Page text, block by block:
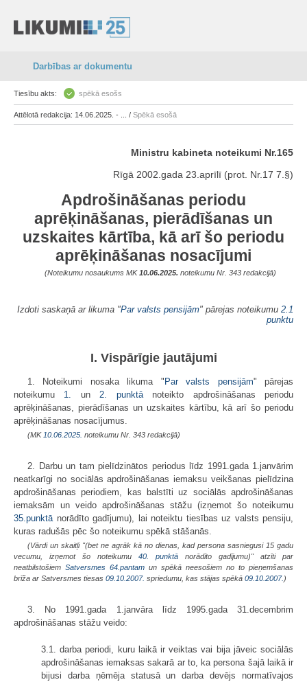
Darbības ar dokumentu
Tiesību akts: spēkā esošs
Attēlotā redakcija: 14.06.2025. - ... / Spēkā esošā
Ministru kabineta noteikumi Nr.165
Rīgā 2002.gada 23.aprīlī (prot. Nr.17 7.§)
Apdrošināšanas periodu
aprēķināšanas, pierādīšanas un
uzskaites kārtība, kā arī šo periodu
aprēķināšanas nosacījumi
(Noteikumu nosaukums MK10.06.2025. noteikumu Nr. 343 redakcijā)
Izdoti saskaņā ar likuma "Par valsts pensijām" pārejas noteikumu 2.1
punktu
I. Vispārīgie jautājumi
1. Noteikumi nosaka likuma "Par valsts pensijām" pārejas
noteikumu 1. un 2. punktānoteikto apdrošināšanas periodu
aprēķināšanas, pierādīšanas un uzskaites kārtību, kā arī šo periodu
aprēķināšanas nosacījumus.
(MK 10.06.2025. noteikumu Nr. 343 redakcijā)
2. Darbu un tam pielīdzinātos periodus līdz 1991.gada 1.janvārim
neatkarīgi no sociālās apdrošināšanas iemaksu veikšanas pielīdzina
apdrošināšanas periodiem, kas balstīti uz sociālās apdrošināšanas
iemaksām un veido apdrošināšanas stāžu (izņemot šo noteikumu
35.punktā norādīto gadījumu), lai noteiktu tiesības uz valsts pensiju,
kuras radušās pēc šo noteikumu spēkā stāšanās.
(Vārdi un skaitļi "(bet ne agrāk kā no dienas, kad persona sasniegusi 15 gadu
vecumu, izņemot šo noteikumu 40. punktā norādīto gadījumu)" atzīti par
neatbilstošiem Satversmes 64.pantam un spēkā neesošiem no to pieņemšanas
brīža ar Satversmes tiesas 09.10.2007. spriedumu, kas stājas spēkā 09.10.2007. )
3. No 1991.gada 1.janvāra līdz 1995.gada 31.decembrim
apdrošināšanas stāžu veido:
3.1. darba periodi, kuru laikā ir veiktas vai bija jāveic sociālās
apdrošināšanas iemaksas sakarā ar to, ka persona šajā laikā ir
bijusi darba ņēmēja statusā un darba devējs normatīvajos